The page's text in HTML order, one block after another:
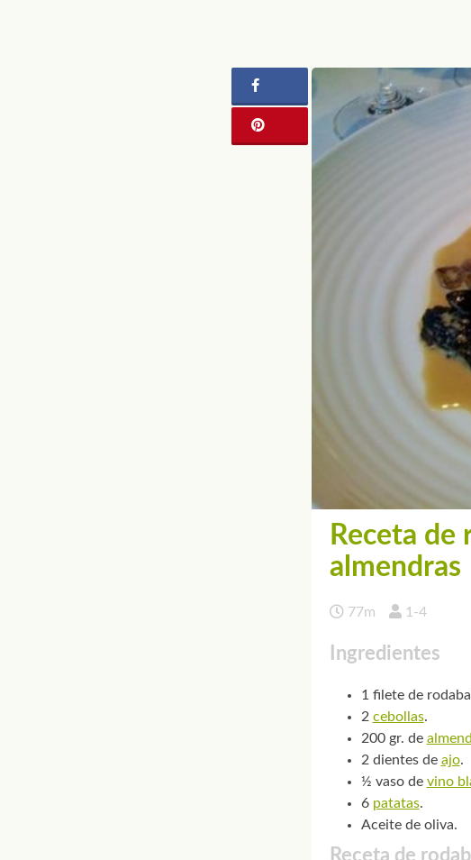
Receta de
almendras
77m 1-4
Ingredientes
1 filete de
2 cebollas.
200 gr. de
2 dientes de ajo.
½ vaso de vino
6 patatas.
Aceite de oliva.
Receta de